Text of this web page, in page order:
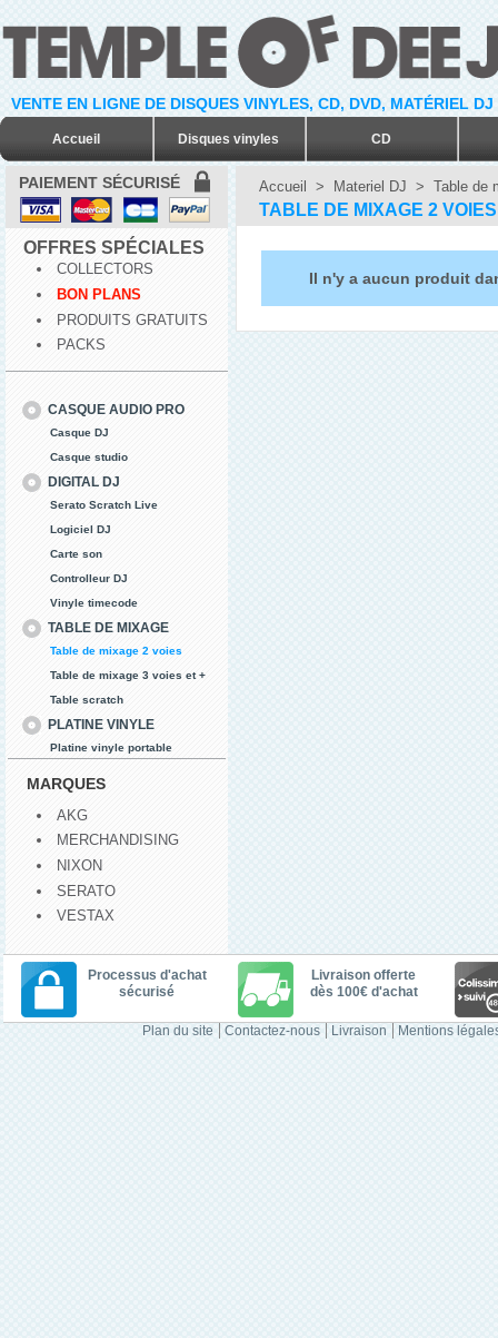
VENTE EN LIGNE DE DISQUES VINYLES, CD, DVD, MATÉRIEL
Accueil Disques vinyles CD
PAIEMENT SÉCURISÉ
OFFRES SPÉCIALES
COLLECTORS
BON PLANS
PRODUITS GRATUITS
PACKS
CASQUE AUDIO PRO
Casque DJ
Casque studio
DIGITAL DJ
Serato Scratch Live
Logiciel DJ
Carte son
Controlleur DJ
Vinyle timecode
TABLE DE MIXAGE
Table de mixage 2 voies
Table de mixage 3 voies et +
Table scratch
PLATINE VINYLE
Platine vinyle portable
MARQUES
AKG
MERCHANDISING
NIXON
SERATO
VESTAX
Accueil > Materiel DJ > Table de
TABLE DE MIXAGE 2 VOIES
Il n'y a aucun produit
Processus d'achat
sécurisé
Livraison offerte
dès 100€ d'achat
Plan du site Contactez-nous Livraison Mentions